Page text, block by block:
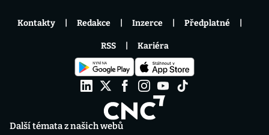
Další témata z našich webů
Kontakty Redakce Inzerce Předplatné
RSS Kariéra